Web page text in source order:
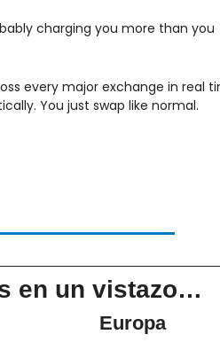
charging you more than you
every major exchange in real
You just swap like normal.
en un vistazo…
Europa